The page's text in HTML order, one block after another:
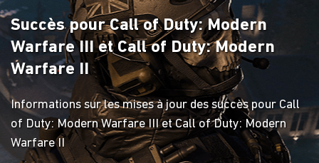
Succès pour Call of Duty: Modern
Warfare III et Call of Duty: Modern
Warfare II
Informations sur les mises à jour des succès pour Call
of Duty: Modern Warfare III et Call of Duty: Modern
Warfare II